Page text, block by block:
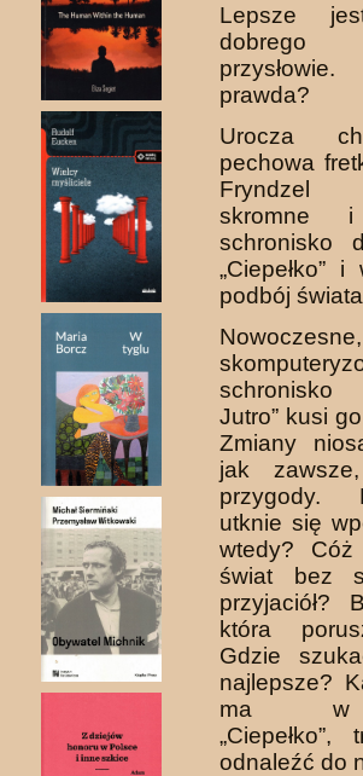
Lepsze
prawda?
Urocza
pechowa
Fryndzel
skromne i
schronisko
„Ciepełko”
podbój
Nowoczesne,
Jutro” kusi
Zmiany
jak
przygody.
utknie się
wtedy? Cóż
świat bez
przyjaciół?
która
Gdzie
najlepsze?
ma w
odnaleźć do